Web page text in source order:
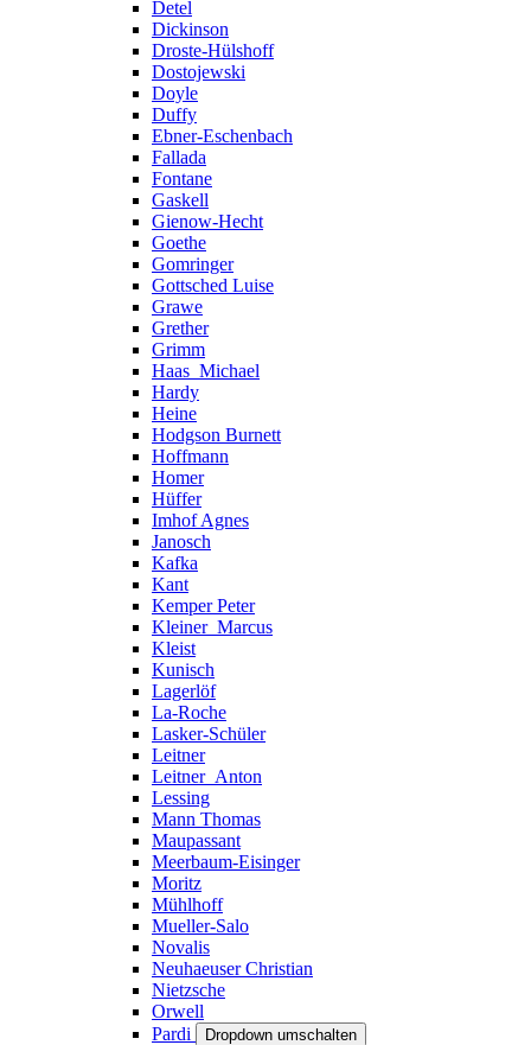
Detel
Dickinson
Droste-Hülshoff
Dostojewski
Doyle
Duffy
Ebner-Eschenbach
Fallada
Fontane
Gaskell
Gienow-Hecht
Goethe
Gomringer
Gottsched Luise
Grawe
Grether
Grimm
Haas_Michael
Hardy
Heine
Hodgson Burnett
Hoffmann
Homer
Hüffer
Imhof Agnes
Janosch
Kafka
Kant
Kemper Peter
Kleiner_Marcus
Kleist
Kunisch
Lagerlöf
La-Roche
Lasker-Schüler
Leitner
Leitner_Anton
Lessing
Mann Thomas
Maupassant
Meerbaum-Eisinger
Moritz
Mühlhoff
Mueller-Salo
Novalis
Neuhaeuser Christian
Nietzsche
Orwell
Pardi
Dropdown umschalten